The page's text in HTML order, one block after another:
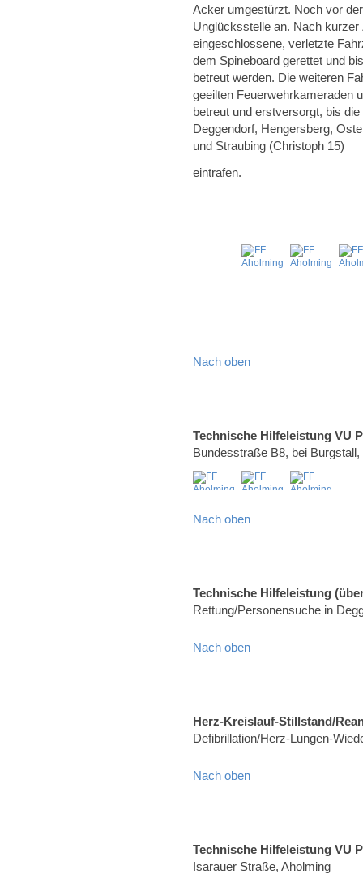
Acker umgestürzt. Noch vor
Unglücksstelle an. Nach
eingeschlossene, verletzte
dem Spineboard gerettet und
betreut werden. Die weiteren
geeilten Feuerwehrkameraden
betreut und erstversorgt, bis
Deggendorf, Hengersberg,
und Straubing (Christoph 15)
eintrafen.
Nach oben
Technische Hilfeleistung VU
Bundesstraße B8, bei
Nach oben
Technische Hilfeleistung
Rettung/Personensuche in
Nach oben
Herz-Kreislauf-Stillstand/
Defibrillation/Herz-Lungen-
Nach oben
Technische Hilfeleistung VU
Isarauer Straße, Aholming